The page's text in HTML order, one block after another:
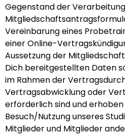
Gegenstand der
Vereinbarung eines
einer Online-
Aussetzung der
Dich bereitgestellten Daten
im Rahmen der
Vertragsabwicklung oder
erforderlich sind und erhoben
Besuch/Nutzung unseres
Mitglieder und Mitglieder